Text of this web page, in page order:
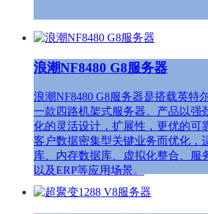
浪潮NF8480 G8服务器
浪潮NF8480 G8服务器是搭载英特
一款四路机架式服务器。产品以强
化的灵活设计，扩展性，更优的可
客户数据密集型关键业务而优化，
库、内存数据库、虚拟化整合、服
以及ERP等应用场景。